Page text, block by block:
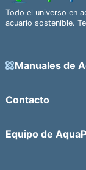
Todo el universo en
acuario sostenible.
Manuales de
Contacto
Equipo de